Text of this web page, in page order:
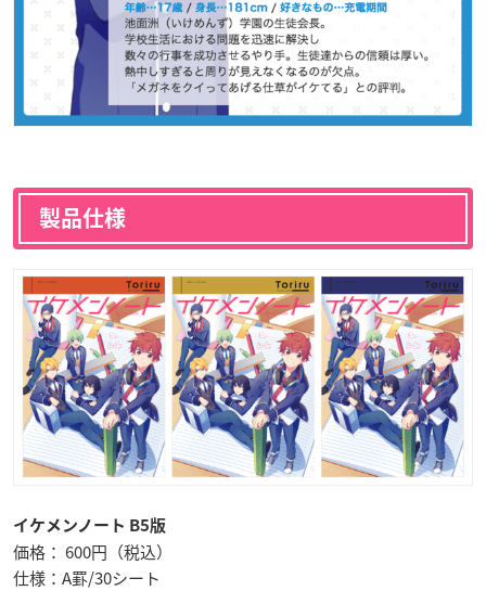
製品仕様
イケメンノート B5版
価格： 600円（税込）
仕様：A罫/30シート